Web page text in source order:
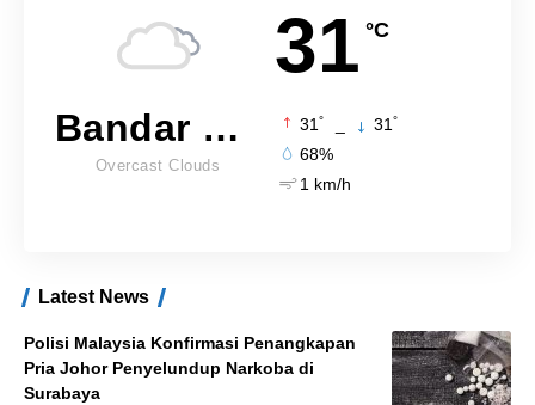
31 °C
Bandar Lampung
Overcast Clouds
31 ° 31 °
68%
1 km/h
Latest News
Polisi Malaysia Konfirmasi Penangkapan
Pria Johor Penyelundup Narkoba di
Surabaya